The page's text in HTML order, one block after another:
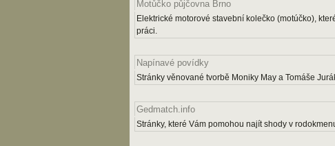
Motůčko půjčovna Brno
Elektrické motorové stavební kolečko (motúčko),
práci.
Napínavé povídky
Stránky věnované tvorbě Moniky May a Tomáše
Gedmatch.info
Stránky, které Vám pomohou najít shody v